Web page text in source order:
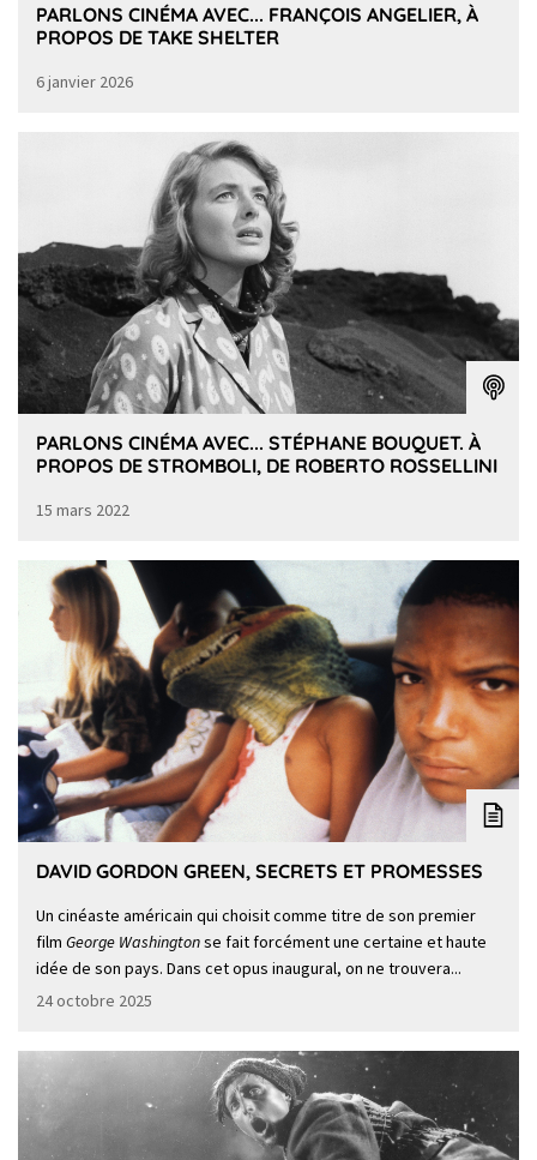
PARLONS CINÉMA AVEC... FRANÇOIS ANGELIER, À
PROPOS DE TAKE SHELTER
6 janvier 2026
PARLONS CINÉMA AVEC... STÉPHANE BOUQUET. À
PROPOS DE STROMBOLI, DE ROBERTO ROSSELLINI
15 mars 2022
DAVID GORDON GREEN, SECRETS ET PROMESSES
Un cinéaste américain qui choisit comme titre de son premier
film George Washingtonse fait forcément une certaine et haute
idée de son pays. Dans cet opus inaugural, on ne trouvera...
24 octobre 2025